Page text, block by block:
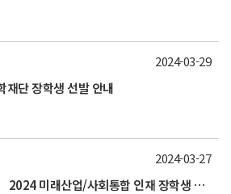
단 장학생 선발 안내
2024-03-29
「현대차 정몽구 재단」 2024 미래산업/사회통합 인재 장학생 선발 안내
2024-03-27